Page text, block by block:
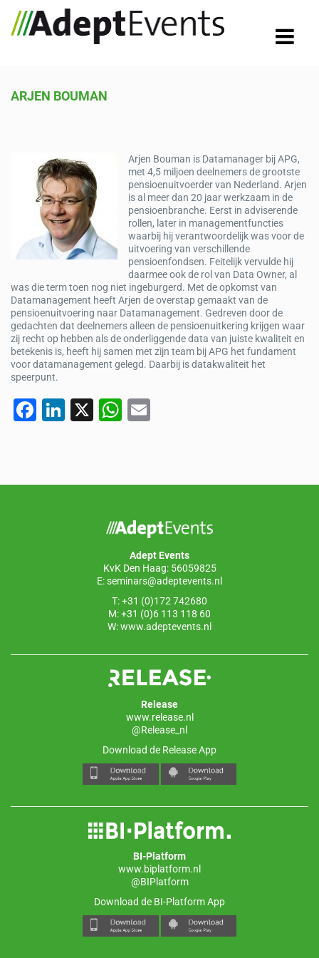
ARJEN BOUMAN
Arjen Bouman is Datamanager bij APG,
met 4,5 miljoen deelnemers de grootste
pensioenuitvoerder van Nederland. Arjen
is al meer dan 20 jaar werkzaam in de
pensioenbranche. Eerst in adviserende
rollen, later in managementfuncties
waarbij hij verantwoordelijk was voor de
uitvoering van verschillende
pensioenfondsen. Feitelijk vervulde hij
daarmee ook de rol van Data Owner, al
was die term toen nog niet ingeburgerd. Met de opkomst van
Datamanagement heeft Arjen de overstap gemaakt van de
pensioenuitvoering naar Datamanagement. Gedreven door de
gedachten dat deelnemers alleen de pensioenuitkering krijgen waar
zij recht op hebben als de onderliggende data van juiste kwaliteit en
betekenis is, heeft hij samen met zijn team bij APG het fundament
voor datamanagement gelegd. Daarbij is datakwaliteit het
speerpunt.
F
e
Li
e
X W
s
p
p
Adept Events
KvK Den Haag: 56059825
E:seminars@adeptevents.nl
T: +31 (0)172 742680
M: +31 (0)6 113 118 60
W:www.adeptevents.nl
Release
www.release.nl
@Release_nl
Download de Release App
BI-Platform
www.biplatform.nl
@BIPlatform
Download de BI-Platform App